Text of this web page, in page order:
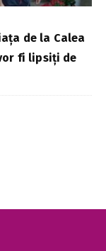
de la Calea
fi lipsiți de